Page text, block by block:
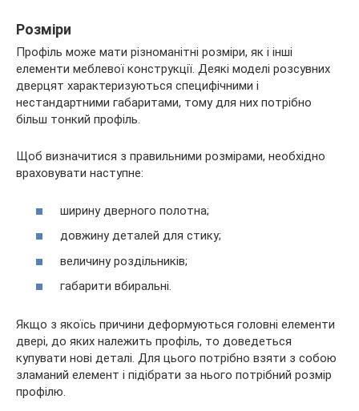
Розміри
Профіль може мати різноманітні розміри, як і інші
елементи меблевої конструкції. Деякі моделі розсувних
дверцят характеризуються специфічними і
нестандартними габаритами, тому для них потрібно
більш тонкий профіль.
Щоб визначитися з правильними розмірами, необхідно
враховувати наступне:
ширину дверного полотна;
довжину деталей для стику;
величину роздільників;
габарити вбиральні.
Якщо з якоїсь причини деформуються головні елементи
двері, до яких належить профіль, то доведеться
купувати нові деталі. Для цього потрібно взяти з собою
зламаний елемент і підібрати за нього потрібний розмір
профілю.